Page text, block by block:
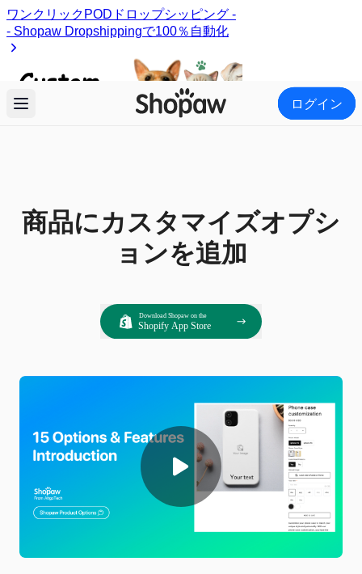
ログイン
商品にカスタマイズオプシ
ョンを追加